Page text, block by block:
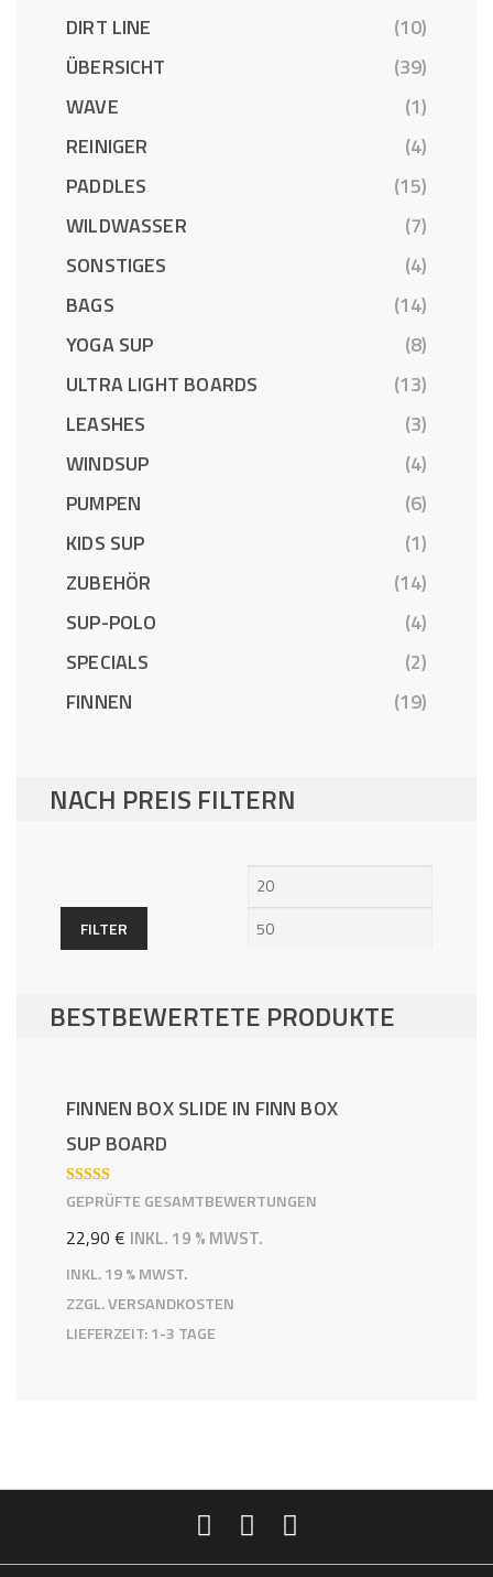
DIRT LINE
(10)
ÜBERSICHT
(39)
WAVE
(1)
REINIGER
(4)
PADDLES
(15)
WILDWASSER
(7)
SONSTIGES
(4)
BAGS
(14)
YOGA SUP
(8)
ULTRA LIGHT BOARDS
(13)
LEASHES
(3)
WINDSUP
(4)
PUMPEN
(6)
KIDS SUP
(1)
ZUBEHÖR
(14)
SUP-POLO
(4)
SPECIALS
(2)
FINNEN
(19)
NACH PREIS FILTERN
Min.
FILTER
BESTBEWERTETE PRODUKTE
FINNEN BOX SLIDE IN FINN BOX
SUP BOARD
BEWERTE
VON 5
GEPRÜFTE GESAMTBEWERTUNGEN
22,90 € INKL. 19 % MWST.
INKL. 19 % MWST.
ZZGL.VERSANDKOSTEN
LIEFERZEIT:1-3 TAGE